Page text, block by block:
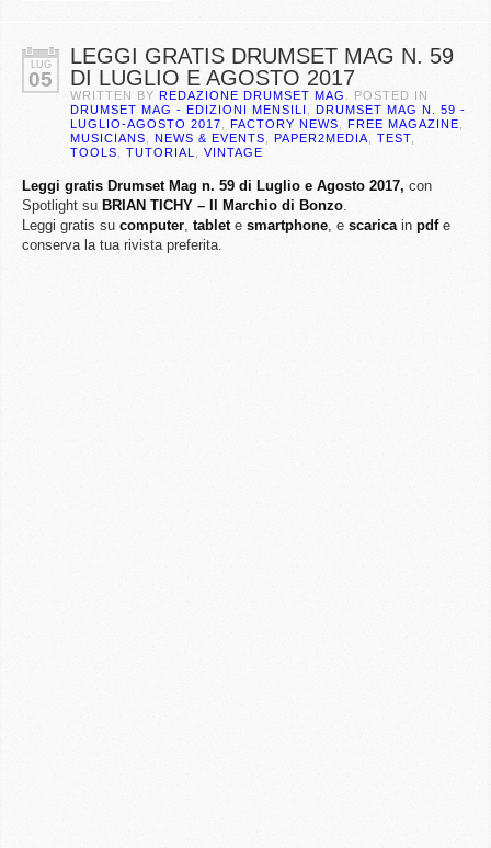
LUG
05
LEGGI GRATIS DRUMSET MAG N. 59
DI LUGLIO E AGOSTO 2017
WRITTEN BY REDAZIONE DRUMSET MAG
. POSTED IN
DRUMSET MAG - EDIZIONI MENSILI
DRUMSET MAG N. 59 -
LUGLIO-AGOSTO 2017
FACTORY NEWS FREE MAGAZINE
MUSICIANS
NEWS & EVENTS PAPER2MEDIA TEST
TOOLS
TUTORIAL VINTAGE
Leggi gratis Drumset Mag n. 59 di Luglio e Agosto 2017, con
Spotlight su BRIAN TICHY – Il Marchio di Bonzo.
Leggi gratis su computer, tablete smartphone, e scaricain pdfe
conserva la tua rivista preferita.